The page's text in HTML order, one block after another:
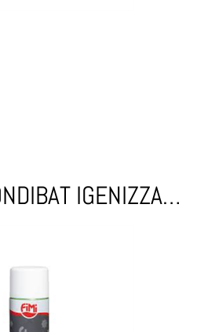
BOMBOLA CONDIBAT IGENIZZANTE CLIMATIZZAZIONE 500ML